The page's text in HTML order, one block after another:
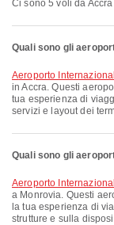
Ci sono 5 voli da
Quali sono gli
Aeroporto
in Accra. Questi
tua esperienza di
servizi e layout dei
Quali sono gli
Aeroporto
a Monrovia. Questi
la tua esperienza di
strutture e sulla